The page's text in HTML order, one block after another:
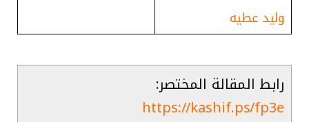
وليد عطيه
رابط المقالة المختصر:
https://kashif.ps/fp3e